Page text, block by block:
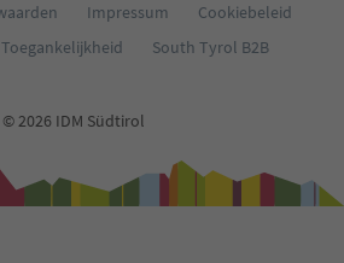
Impressum
Cookiebeleid
Toegankelijkheid South Tyrol B2B
© 2026 IDM Südtirol